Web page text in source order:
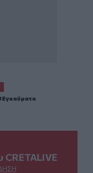
Εγκαύματα
CRETALIVE